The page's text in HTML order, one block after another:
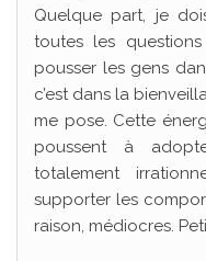
Quelque part, je
toutes les
pousser les gens
c’est dans la
me pose. Cette
poussent à
totalement
supporter les
raison, médiocres.